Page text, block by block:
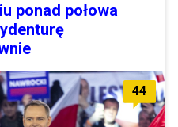
ponad połowa
44